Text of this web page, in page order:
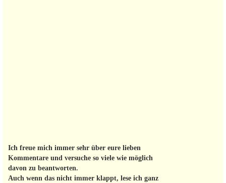
Ich freue mich immer sehr über eure lieben
Kommentare und versuche so viele wie möglich
davon zu beantworten.
Auch wenn das nicht immer klappt, lese ich ganz